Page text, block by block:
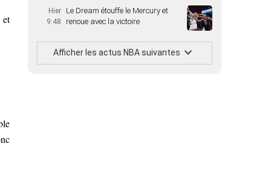
et
Hier
9:48
Le Dream étouffe le Mercury et
renoue avec la victoire
Afficher les actus NBA suivantes